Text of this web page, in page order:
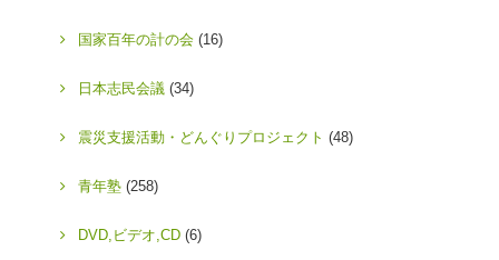
国家百年の計の会 (16)
日本志民会議 (34)
震災支援活動・どんぐりプロジェクト (48)
青年塾 (258)
DVD,ビデオ,CD (6)